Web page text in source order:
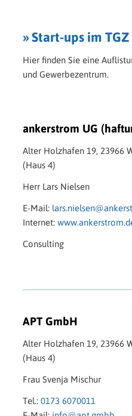
» Start-ups im
Hier finden Sie eine
und Gewerbezentrum.
ankerstrom UG
Alter Holzhafen 19, 23966
(Haus 4)
Herr Lars Nielsen
E-Mail:
Internet:
Consulting
APT GmbH
Alter Holzhafen 19, 23966
(Haus 4)
Frau Svenja Mischur
Tel.: 0173 6070011